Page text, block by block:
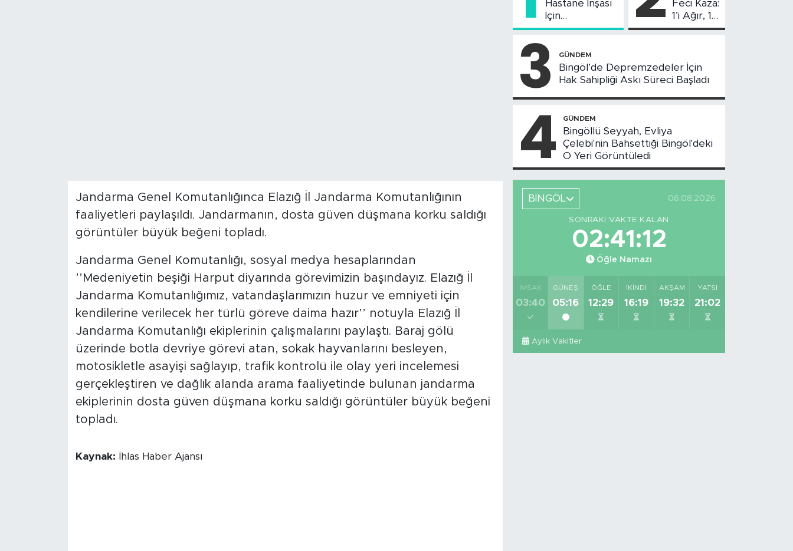
Jandarma Genel Komutanlığınca Elazığ İl Jandarma Komutanlığının
faaliyetleri paylaşıldı. Jandarmanın, dosta güven düşmana korku saldığı
görüntüler büyük beğeni topladı.
Jandarma Genel Komutanlığı, sosyal medya hesaplarından
’’Medeniyetin beşiği Harput diyarında görevimizin başındayız. Elazığ İl
Jandarma Komutanlığımız, vatandaşlarımızın huzur ve emniyeti için
kendilerine verilecek her türlü göreve daima hazır’’ notuyla Elazığ İl
Jandarma Komutanlığı ekiplerinin çalışmalarını paylaştı. Baraj gölü
üzerinde botla devriye görevi atan, sokak hayvanlarını besleyen,
motosikletle asayişi sağlayıp, trafik kontrolü ile olay yeri incelemesi
gerçekleştiren ve dağlık alanda arama faaliyetinde bulunan jandarma
ekiplerinin dosta güven düşmana korku saldığı görüntüler büyük beğeni
topladı.
Kaynak: İhlas Haber Ajansı
Hastane İnşası
İçin
Değerlendirme
Yapıldı
Feci Kaza:
1’i Ağır, 10
Yaralı
3 GÜNDEM
Bingöl’de Depremzedeler İçin
Hak Sahipliği Askı Süreci Başladı
4 GÜNDEM
Bingöllü Seyyah, Evliya
Çelebi'nin Bahsettiği Bingöl'deki
O Yeri Görüntüledi
BİNGÖL 06.08.2026
SONRAKI VAKTE KALAN
02:41:11
Öğle Namazı
İMSAK
03:40
GÜNEŞ
05:16
ÖĞLE
12:29
İKINDI
16:19
AKŞAM
19:32
YATSI
21:02
Aylık Vakitler
Tavz Der
Bingöl Kaza Haberleri